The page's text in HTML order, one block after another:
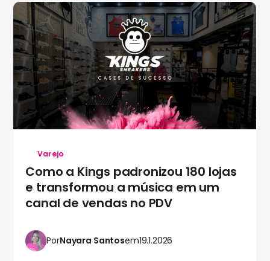
Varejo
Como a Kings padronizou 180 lojas
e transformou a música em um
canal de vendas no PDV
PorNayara Santosem19.1.2026